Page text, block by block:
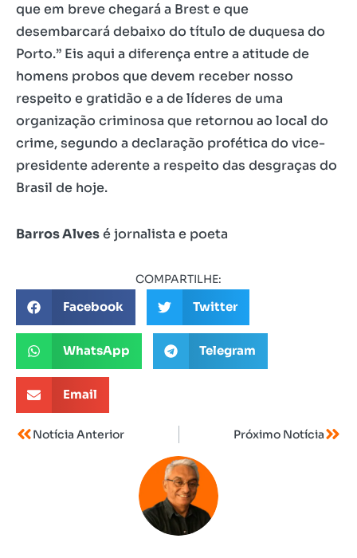
que em breve chegará a Brest e que
desembarcará debaixo do título de duquesa do
Porto.” Eis aqui a diferença entre a atitude de
homens probos que devem receber nosso
respeito e gratidão e a de líderes de uma
organização criminosa que retornou ao local do
crime, segundo a declaração profética do vice-
presidente aderente a respeito das desgraças do
Brasil de hoje.
Barros Alvesé jornalista e poeta
COMPARTILHE:
Facebook Twitter
WhatsApp Telegram
Email
Notícia Anterior Próximo Notícia